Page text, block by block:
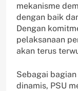
mekanisme
dengan baik
Dengan
pelaksanaan
akan terus
Sebagai
dinamis, PSU